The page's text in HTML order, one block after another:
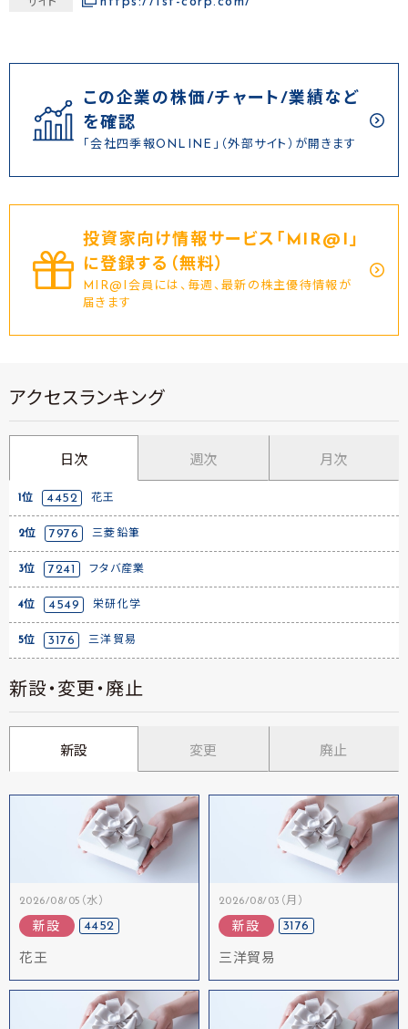
この企業の株価/チャート/業績など
を確認
「会社四季報ONLINE」（外部サイト）が開きます
投資家向け情報サービス｢MIR@I｣
に登録する（無料）
MIR@I会員には、毎週、最新の株主優待情報が
届きます
アクセスランキング
日次 週次 月次
1位 4452 花王
2位 7976 三菱鉛筆
3位 7241 フタバ産業
4位 4549 栄研化学
5位 3176 三洋貿易
新設・変更・廃止
新設 変更 廃止
2026/08/05（水）
新設 4452
花王
2026/08/03（月）
新設 3176
三洋貿易